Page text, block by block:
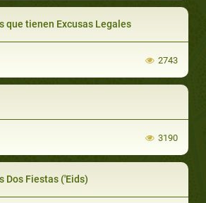
que tienen Excusas Legales
2743
3190
Dos Fiestas ('Eids)